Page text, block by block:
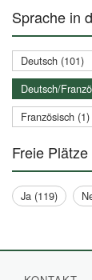
Sprache in
Deutsch (101)
Deutsch/
Französisch (1)
Freie Plätze
Ja (119)